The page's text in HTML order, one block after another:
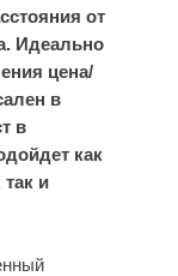
от
Идеально
цена/
в
в
как
и